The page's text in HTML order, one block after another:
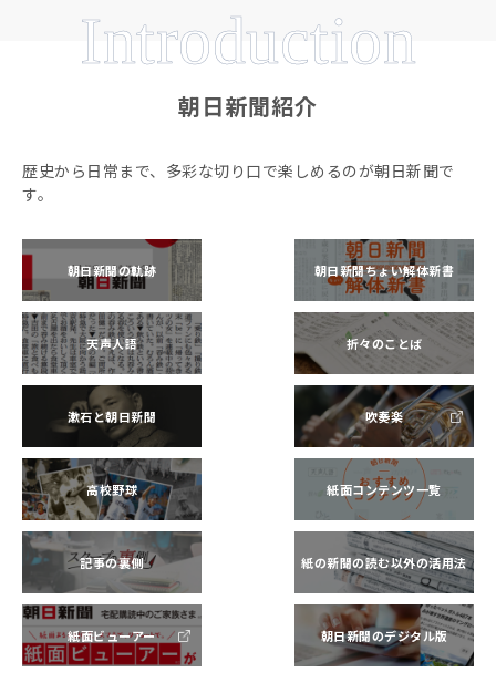
Introduction
朝日新聞紹介
歴史から日常まで、多彩な切り口で楽しめるのが朝日新聞で
す。
朝日新聞の軌跡 朝日新聞ちょい解体新書
天声人語 折々のことば
漱石と朝日新聞 吹奏楽
高校野球 紙面コンテンツ一覧
記事の裏側 紙の新聞の読む以外の活用法
紙面ビューアー 朝日新聞のデジタル版